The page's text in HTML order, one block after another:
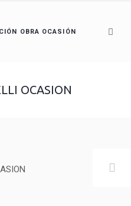
OBRA OCASIÓN
OCASION